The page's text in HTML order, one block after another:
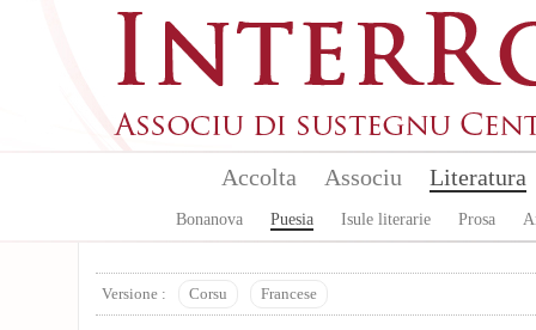
Accolta Associu Literatura
Bonanova Puesia Isule literarie Prosa
Versione : Corsu Francese